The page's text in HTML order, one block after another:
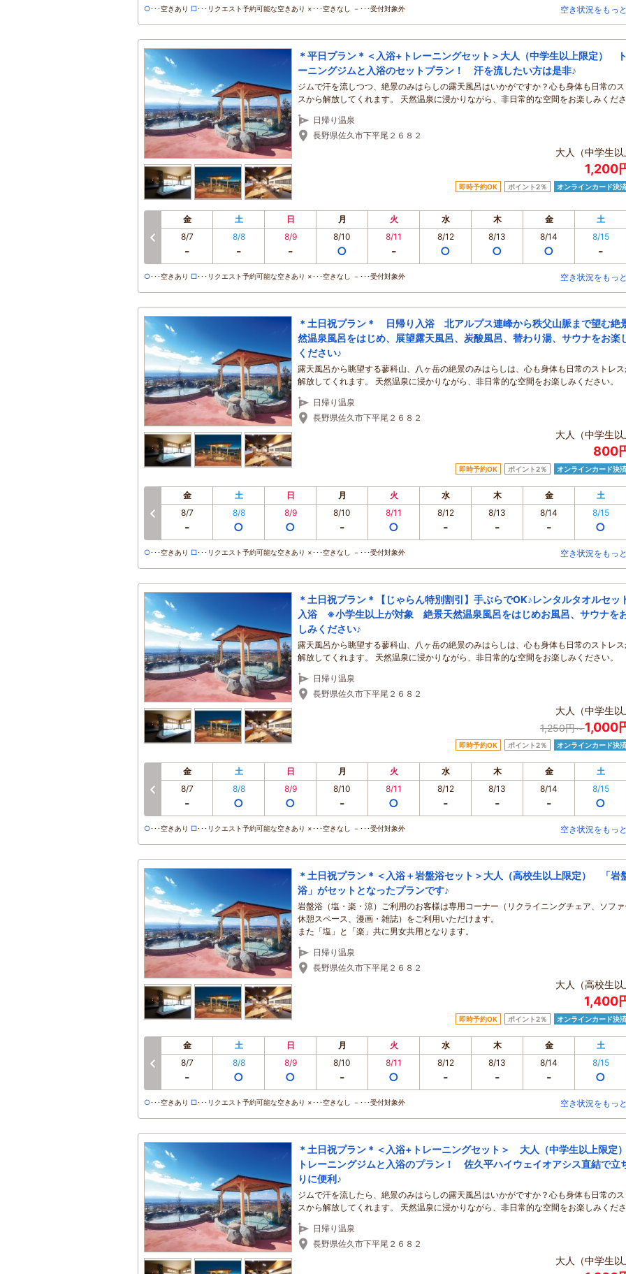
○･･･空きあり □･･･リクエスト予約可能な空きあり ×･･･空きなし －･･･受付対象外 空き状況をもっ
＊平日プラン＊＜入浴+トレーニングセット＞大人（中学生以上限定）
ーニングジムと入浴のセットプラン！ 汗を流したい方は是非♪
ジムで汗を流しつつ、絶景のみはらしの露天風呂はいかがですか？心も身体も日常のス
スから解放してくれます。 天然温泉に浸かりながら、非日常的な空間をお楽しみくださ
日帰り温泉
長野県佐久市下平尾２６８２
大人（中学生以
1,200
即時予約OK ポイント2％ オンラインカード決
金 土 日 月 火 水 木 金 土
8/7
-
8/8
-
8/9
-
8/10
○
8/11
-
8/12
○
8/13
○
8/14
○
8/15
-
○･･･空きあり □･･･リクエスト予約可能な空きあり ×･･･空きなし －･･･受付対象外 空き状況をもっ
＊土日祝プラン＊ 日帰り入浴 北アルプス連峰から秩父山脈まで望む絶
然温泉風呂をはじめ、展望露天風呂、炭酸風呂、替わり湯、サウナをお楽
ください♪
露天風呂から眺望する蓼科山、八ヶ岳の絶景のみはらしは、心も身体も日常のストレス
解放してくれます。 天然温泉に浸かりながら、非日常的な空間をお楽しみください。
日帰り温泉
長野県佐久市下平尾２６８２
大人（中学生以
800
即時予約OK ポイント2％ オンラインカード決
金 土 日 月 火 水 木 金 土
8/7
-
8/8
○
8/9
○
8/10
-
8/11
○
8/12
-
8/13
-
8/14
-
8/15
○
○･･･空きあり □･･･リクエスト予約可能な空きあり ×･･･空きなし －･･･受付対象外 空き状況をもっ
＊土日祝プラン＊【じゃらん特別割引】手ぶらでOK♪レンタルタオルセッ
入浴 ※小学生以上が対象 絶景天然温泉風呂をはじめお風呂、サウナを
しみください♪
露天風呂から眺望する蓼科山、八ヶ岳の絶景のみはらしは、心も身体も日常のストレス
解放してくれます。 天然温泉に浸かりながら、非日常的な空間をお楽しみください。
日帰り温泉
長野県佐久市下平尾２６８２
大人（中学生以
1,250円～1,000
即時予約OK ポイント2％ オンラインカード決
金 土 日 月 火 水 木 金 土
8/7
-
8/8
○
8/9
○
8/10
-
8/11
○
8/12
-
8/13
-
8/14
-
8/15
○
○･･･空きあり □･･･リクエスト予約可能な空きあり ×･･･空きなし －･･･受付対象外 空き状況をもっ
＊土日祝プラン＊＜入浴＋岩盤浴セット＞大人（高校生以上限定） 「岩
浴」がセットとなったプランです♪
岩盤浴（塩・楽・涼）ご利用のお客様は専用コーナー（リクライニングチェア、ソファ
休憩スペース、漫画・雑誌）をご利用いただけます。
また「塩」と「楽」共に男女共用となります。
日帰り温泉
長野県佐久市下平尾２６８２
大人（高校生以
1,400
即時予約OK ポイント2％ オンラインカード決
金 土 日 月 火 水 木 金 土
8/7
-
8/8
○
8/9
○
8/10
-
8/11
○
8/12
-
8/13
-
8/14
-
8/15
○
○･･･空きあり □･･･リクエスト予約可能な空きあり ×･･･空きなし －･･･受付対象外 空き状況をもっ
＊土日祝プラン＊＜入浴+トレーニングセット＞ 大人（中学生以上限定
トレーニングジムと入浴のプラン！ 佐久平ハイウェイオアシス直結で立
りに便利♪
ジムで汗を流したら、絶景のみはらしの露天風呂はいかがですか？心も身体も日常のス
スから解放してくれます。 天然温泉に浸かりながら、非日常的な空間をお楽しみくださ
日帰り温泉
長野県佐久市下平尾２６８２
大人（中学生以